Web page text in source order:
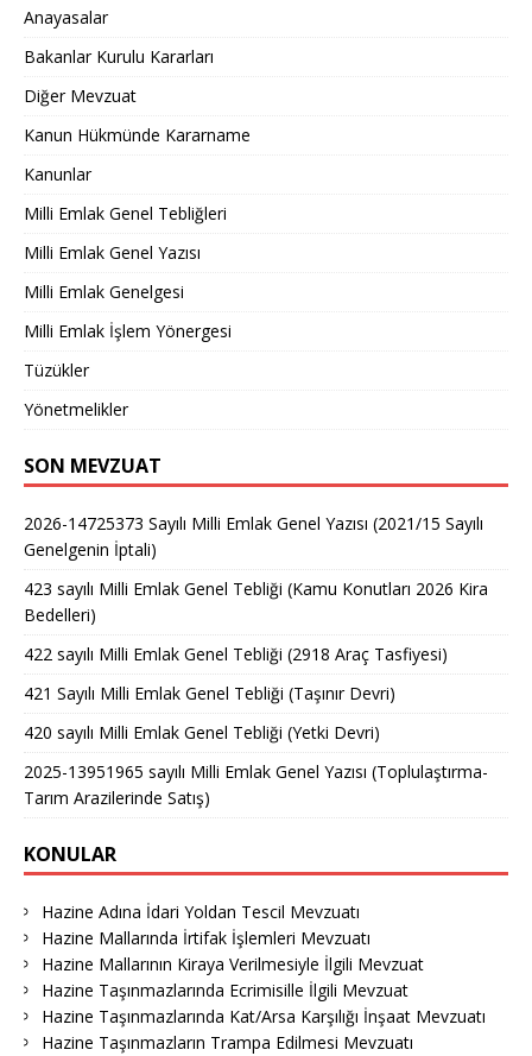
Anayasalar
Bakanlar Kurulu Kararları
Diğer Mevzuat
Kanun Hükmünde Kararname
Kanunlar
Milli Emlak Genel Tebliğleri
Milli Emlak Genel Yazısı
Milli Emlak Genelgesi
Milli Emlak İşlem Yönergesi
Tüzükler
Yönetmelikler
SON MEVZUAT
2026-14725373 Sayılı Milli Emlak Genel Yazısı (2021/15 Sayılı
Genelgenin İptali)
423 sayılı Milli Emlak Genel Tebliği (Kamu Konutları 2026 Kira
Bedelleri)
422 sayılı Milli Emlak Genel Tebliği (2918 Araç Tasfiyesi)
421 Sayılı Milli Emlak Genel Tebliği (Taşınır Devri)
420 sayılı Milli Emlak Genel Tebliği (Yetki Devri)
2025-13951965 sayılı Milli Emlak Genel Yazısı (Toplulaştırma-
Tarım Arazilerinde Satış)
KONULAR
Hazine Adına İdari Yoldan Tescil Mevzuatı
Hazine Mallarında İrtifak İşlemleri Mevzuatı
Hazine Mallarının Kiraya Verilmesiyle İlgili Mevzuat
Hazine Taşınmazlarında Ecrimisille İlgili Mevzuat
Hazine Taşınmazlarında Kat/Arsa Karşılığı İnşaat Mevzuatı
Hazine Taşınmazların Trampa Edilmesi Mevzuatı